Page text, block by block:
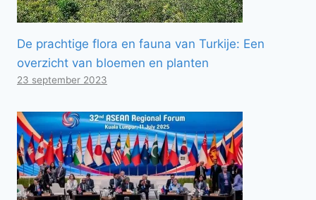
De prachtige flora en fauna van Turkije: Een
overzicht van bloemen en planten
23 september 2023